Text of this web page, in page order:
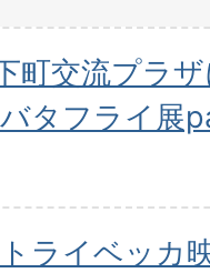
町交流プラ
タフライ展
トライベッカ